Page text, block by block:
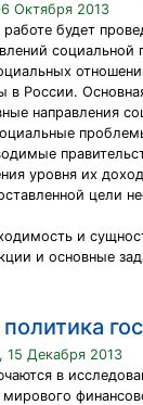
Октября 2013
будет
социальной
в России.
направления
уровня их
цели
и
и основные
15 Декабря 2013
в